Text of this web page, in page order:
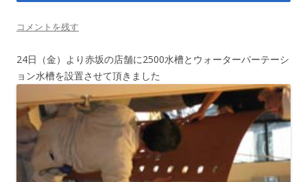
コメントを残す
24日（金）より赤坂の店舗に2500水槽とウォーターパーテーシ
ョン水槽を設置させて頂きました